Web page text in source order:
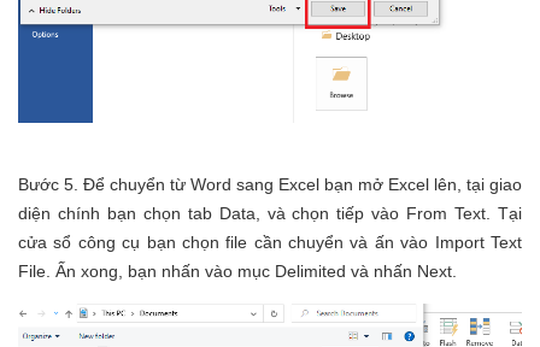
Bước 5. Để chuyển từ Word sang Excel bạn mở Excel lên, tại giao
diện chính bạn chọn tab Data, và chọn tiếp vào From Text. Tại
cửa sổ công cụ bạn chọn file cần chuyển và ấn vào Import Text
File. Ấn xong, bạn nhấn vào mục Delimited và nhấn Next.